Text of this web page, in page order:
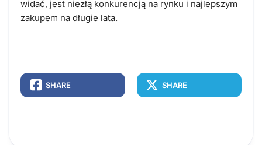
widać, jest niezłą konkurencją na rynku i najlepszym
zakupem na długie lata.
SHARE SHARE